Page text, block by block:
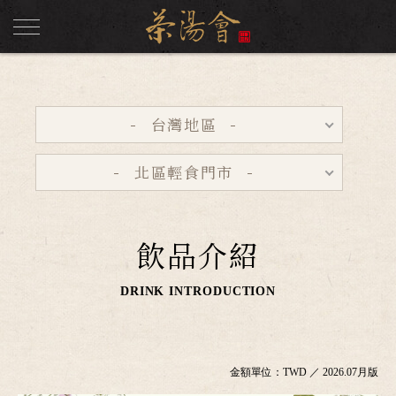
台灣地區
北區輕食門市
飲品介紹
DRINK INTRODUCTION
金額單位：TWD ／ 2026.07月版